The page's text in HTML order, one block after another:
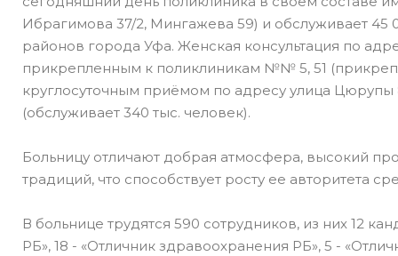
Ибрагимова 37/2, Мингажева 59) и обслуживает 45
районов города Уфа. Женская консультация по
прикрепленным к поликлиникам №№ 5, 51
круглосуточным приёмом по адресу улица
(обслуживает 340 тыс. человек).
Больницу отличают добрая атмосфера, высокий
традиций, что способствует росту ее авторитета
В больнице трудятся 590 сотрудников, из них 12
РБ», 18 - «Отличник здравоохранения РБ», 5 -